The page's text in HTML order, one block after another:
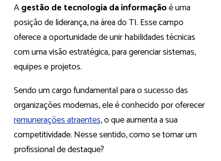
Agestão de tecnologia da informaçãoé uma
posição de liderança, na área do TI. Esse campo
oferece a oportunidade de unir habilidades técnicas
com uma visão estratégica, para gerenciar sistemas,
equipes e projetos.
Sendo um cargo fundamental para o sucesso das
organizações modernas, ele é conhecido por oferecer
remunerações atraentes, o que aumenta a sua
competitividade. Nesse sentido, como se tornar um
profissional de destaque?